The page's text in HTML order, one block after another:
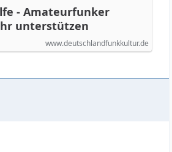
- Amateurfunker
unterstützen
www.deutschlandfunkkultur.de